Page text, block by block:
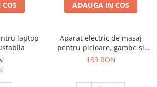
ADAUGA IN COS
laptop
Aparat electric de masaj
pentru picioare, gambe si
brate
189 RON